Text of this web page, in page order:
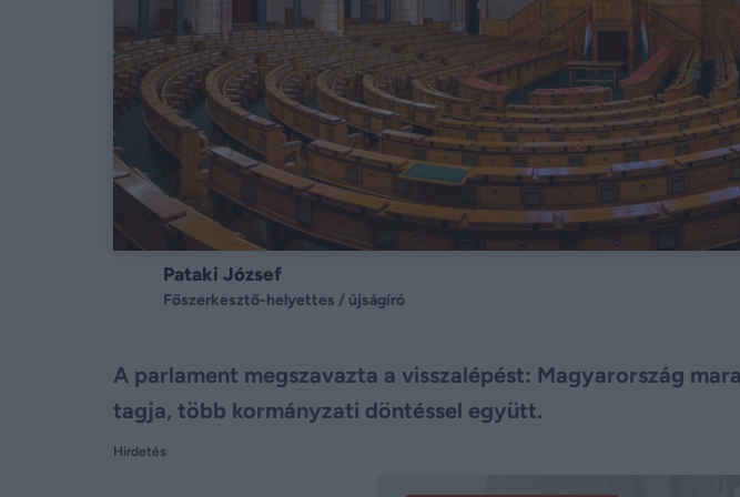
Pataki József
Főszerkesztő-helyettes / újságíró
A parlament megszavazta a visszalépést: Magyarország
tagja, több kormányzati döntéssel együtt.
Hirdetés